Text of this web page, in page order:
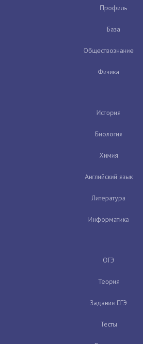
Профиль
База
Обществознание
Физика
История
Биология
Химия
Английский язык
Литература
Информатика
ОГЭ
Теория
Задания ЕГЭ
Тесты